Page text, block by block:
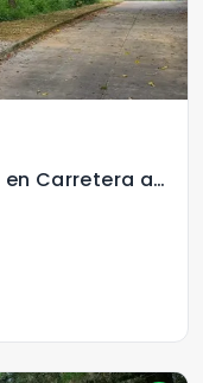
Terreno Residencial en Venta en Carretera a El Salvador